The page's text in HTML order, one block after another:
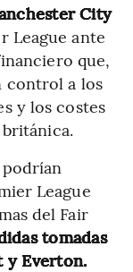
City
League ante
que,
control a los
y los costes
League
del Fair
tomadas
y Everton.